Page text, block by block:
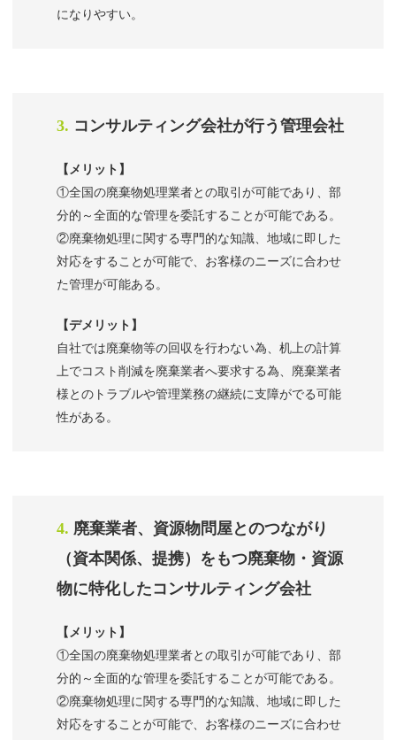
になりやすい。
3. コンサルティング会社が行う管理会社
【メリット】
①全国の廃棄物処理業者との取引が可能であり、部
分的～全面的な管理を委託することが可能である。
②廃棄物処理に関する専門的な知識、地域に即した
対応をすることが可能で、お客様のニーズに合わせ
た管理が可能ある。
【デメリット】
自社では廃棄物等の回収を行わない為、机上の計算
上でコスト削減を廃棄業者へ要求する為、廃棄業者
様とのトラブルや管理業務の継続に支障がでる可能
性がある。
4. 廃棄業者、資源物問屋とのつながり
（資本関係、提携）をもつ廃棄物・資源
物に特化したコンサルティング会社
【メリット】
①全国の廃棄物処理業者との取引が可能であり、部
分的～全面的な管理を委託することが可能である。
②廃棄物処理に関する専門的な知識、地域に即した
対応をすることが可能で、お客様のニーズに合わせ